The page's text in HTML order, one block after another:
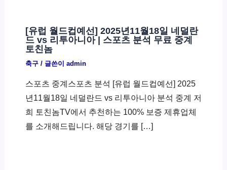
[유럽 월드컵예선] 2025년11월18일 네덜란
드 vs 리투아니아 | 스포츠 분석 무료 중계
토친놈
축구/ 글쓴이 admin
스포츠 중계스포츠 분석 [유럽 월드컵예선] 2025
년11월18일 네덜란드 vs 리투아니아 분석 중계 저
희 토친놈TV에서 추천하는 100% 보증 제휴업체
를 소개해드립니다. 해당 경기를 […]